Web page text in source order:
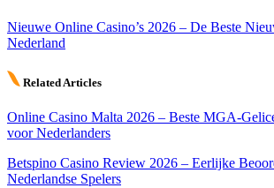
Nieuwe Online Casino’s 2026 – De Beste
Nederland
Related Articles
Online Casino Malta 2026 – Beste MGA-
voor Nederlanders
Betspino Casino Review 2026 – Eerlijke
Nederlandse Spelers